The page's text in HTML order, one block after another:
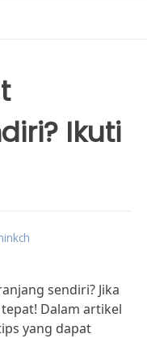
Ikuti
sendiri? Jika
Dalam artikel
yang dapat